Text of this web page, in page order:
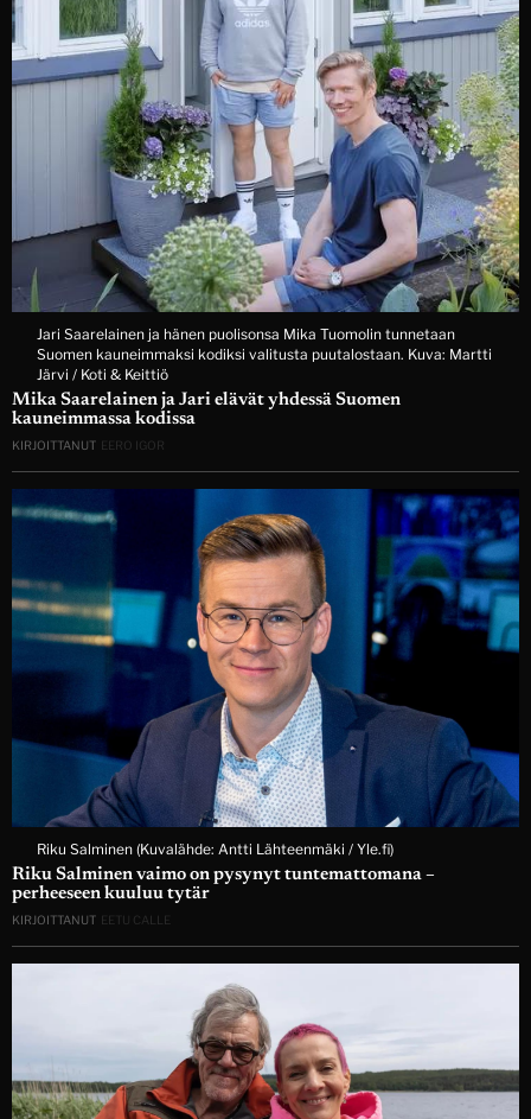
Jari Saarelainen ja hänen puolisonsa Mika Tuomolin tunnetaan
Suomen kauneimmaksi kodiksi valitusta puutalostaan. Kuva: Martti
Järvi / Koti & Keittiö
Mika Saarelainen ja Jari elävät yhdessä Suomen
kauneimmassa kodissa
KIRJOITTANUT EERO IGOR
Riku Salminen (Kuvalähde: Antti Lähteenmäki / Yle.fi)
Riku Salminen vaimo on pysynyt tuntemattomana –
perheeseen kuuluu tytär
KIRJOITTANUT EETU CALLE